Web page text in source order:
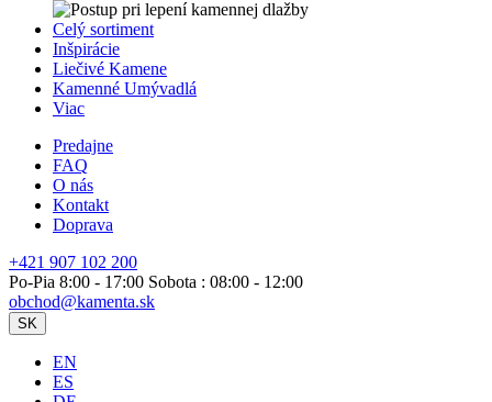
Celý sortiment
Inšpirácie
Liečivé Kamene
Kamenné Umývadlá
Viac
Predajne
FAQ
O nás
Kontakt
Doprava
+421 907 102 200
Po-Pia 8:00 - 17:00 Sobota : 08:00 - 12:00
obchod@kamenta.sk
SK
EN
ES